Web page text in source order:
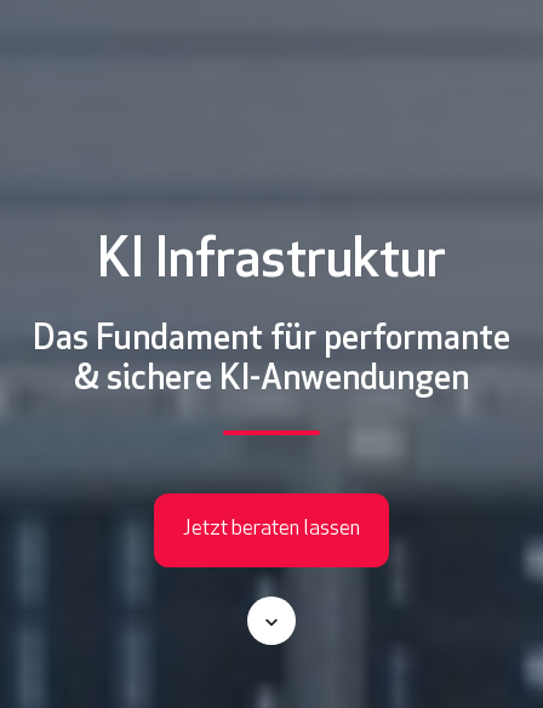
KI Infrastruktur
Das Fundament für performante
& sichere KI-Anwendungen
Jetzt beraten lassen
S